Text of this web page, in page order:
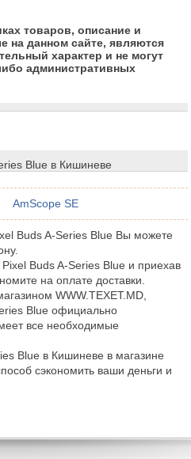
товаров, описание и
на данном сайте, являются
характер и не могут
административных
Blue в Кишиневе
AmScope SE
Buds A-Series Blue Вы можете
Buds A-Series Blue и приехав
на оплате доставки.
WWW.TEXET.MD,
Blue официально
все необходимые
Blue в Кишиневе в магазине
сэкономить ваши деньги и